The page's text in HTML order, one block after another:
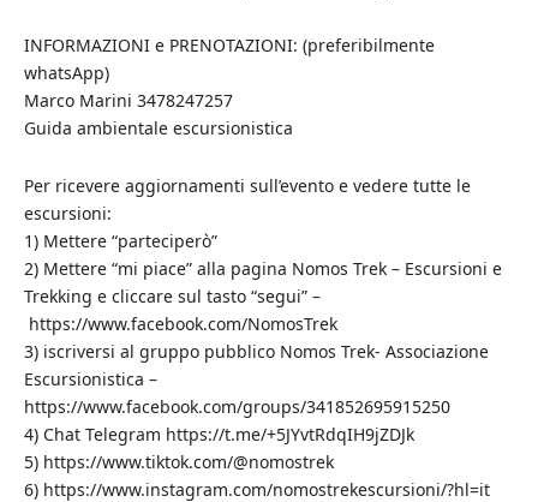
INFORMAZIONI e PRENOTAZIONI: (preferibilmente
whatsApp)
Marco Marini 3478247257
Guida ambientale escursionistica
Per ricevere aggiornamenti sull’evento e vedere tutte le
escursioni:
1) Mettere “parteciperò”
2) Mettere “mi piace” alla pagina Nomos Trek – Escursioni e
Trekking e cliccare sul tasto “segui” –
https://www.facebook.com/NomosTrek
3) iscriversi al gruppo pubblico Nomos Trek- Associazione
Escursionistica –
https://www.facebook.com/groups/341852695915250
4) Chat Telegram https://t.me/+5JYvtRdqIH9jZDJk
5) https://www.tiktok.com/@nomostrek
6) https://www.instagram.com/nomostrekescursioni/?hl=it